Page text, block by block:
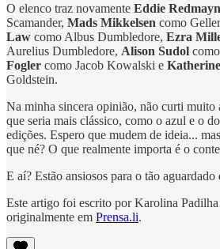
O elenco traz novamente Eddie
Scamander, Mads Mikkelsen como
Law como Albus Dumbledore, Ezra
Aurelius Dumbledore, Alison Sudol
Fogler como Jacob Kowalski e
Goldstein.
Na minha sincera opinião, não curti muito
que seria mais clássico, como o azul e o
edições. Espero que mudem de ideia...
que né? O que realmente importa é o
E aí? Estão ansiosos para o tão
Este artigo foi escrito por Karolina
originalmente em Prensa.li.